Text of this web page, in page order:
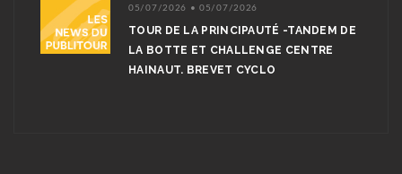
05/07/2026 • 05/07/2026
TOUR DE LA PRINCIPAUTÉ -TANDEM DE
LA BOTTE ET CHALLENGE CENTRE
HAINAUT. BREVET CYCLO